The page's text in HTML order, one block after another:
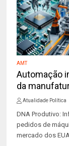
AMT
Automação
da
Atualidade Política
DNA Produtivo:
pedidos de
mercado dos